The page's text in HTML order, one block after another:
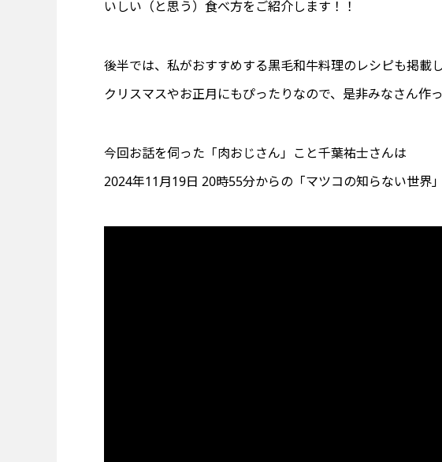
いしい（と思う）食べ方をご紹介します！！
後半では、私がおすすめする黒毛和牛料理のレシピも掲載
クリスマスやお正月にもぴったりなので、是非みなさん作
今回お話を伺った「肉おじさん」こと千葉祐士さんは
2024年11月19日 20時55分からの「マツコの知らない世界